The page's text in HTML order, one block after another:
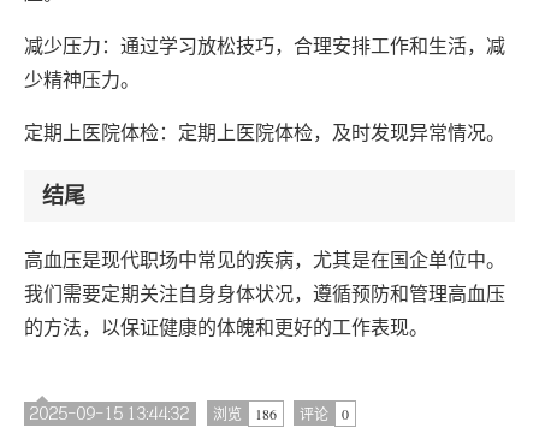
减少压力：通过学习放松技巧，合理安排工作和生活，减
少精神压力。
定期上医院体检：定期上医院体检，及时发现异常情况。
结尾
高血压是现代职场中常见的疾病，尤其是在国企单位中。
我们需要定期关注自身身体状况，遵循预防和管理高血压
的方法，以保证健康的体魄和更好的工作表现。
2025-09-15 13:44:32 浏览 186 评论 0